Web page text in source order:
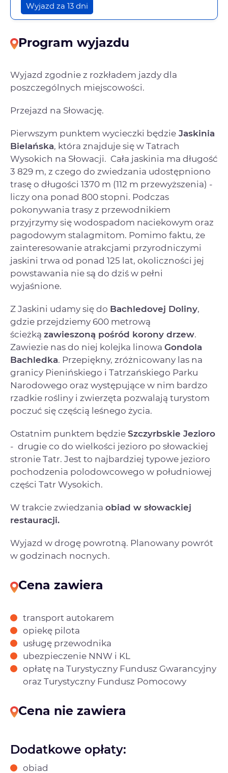
Wyjazd za 13 dni
Program wyjazdu
Wyjazd zgodnie z rozkładem jazdy dla
poszczególnych miejscowości.
Przejazd na Słowację.
Pierwszym punktem wycieczki będzie Jaskinia
Bielańska, która znajduje się w Tatrach
Wysokich na Słowacji. Cała jaskinia ma długość
3 829 m, z czego do zwiedzania udostępniono
trasę o długości 1370 m (112 m przewyższenia) -
liczy ona ponad 800 stopni. Podczas
pokonywania trasy z przewodnikiem
przyjrzymy się wodospadom naciekowym oraz
pagodowym stalagmitom. Pomimo faktu, że
zainteresowanie atrakcjami przyrodniczymi
jaskini trwa od ponad 125 lat, okoliczności jej
powstawania nie są do dziś w pełni
wyjaśnione.
Z Jaskini udamy się do Bachledovej Doliny,
gdzie przejdziemy 600 metrową
ścieżką zawieszoną pośród korony drzew.
Zawiezie nas do niej kolejka linowa Gondola
Bachledka. Przepiękny, zróżnicowany las na
granicy Pienińskiego i Tatrzańskiego Parku
Narodowego oraz występujące w nim bardzo
rzadkie rośliny i zwierzęta pozwalają turystom
poczuć się częścią leśnego życia.
Ostatnim punktem będzie Szczyrbskie Jezioro
- drugie co do wielkości jezioro po słowackiej
stronie Tatr. Jest to najbardziej typowe jezioro
pochodzenia polodowcowego w południowej
części Tatr Wysokich.
W trakcie zwiedzania obiad w słowackiej
restauracji.
Wyjazd w drogę powrotną. Planowany powrót
w godzinach nocnych.
Cena zawiera
transport autokarem
opiekę pilota
usługę przewodnika
ubezpieczenie NNW i KL
opłatę na Turystyczny Fundusz Gwarancyjny
oraz Turystyczny Fundusz Pomocowy
Cena nie zawiera
Dodatkowe opłaty:
obiad